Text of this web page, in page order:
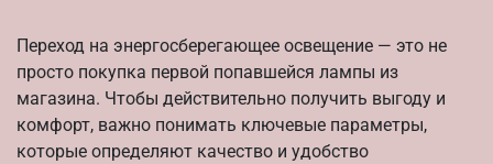
Переход на энергосберегающее освещение — это не
просто покупка первой попавшейся лампы из
магазина. Чтобы действительно получить выгоду и
комфорт, важно понимать ключевые параметры,
которые определяют качество и удобство